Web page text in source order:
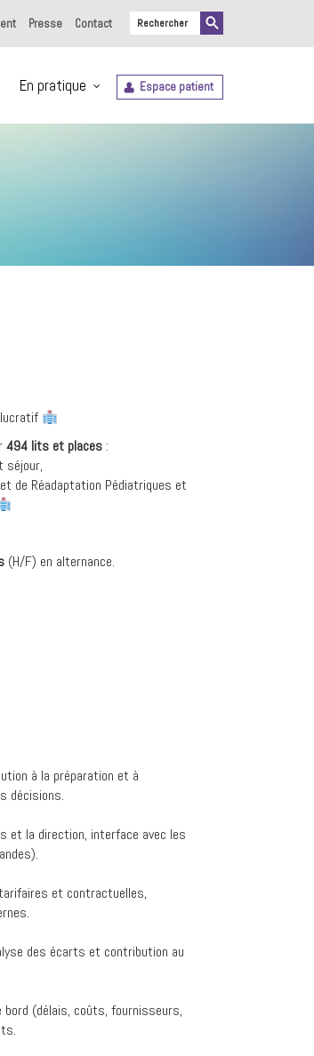
Presse Contact
En pratique Espace patient
494 lits et places :
séjour,
de Réadaptation Pédiatriques et
(H/F) en alternance.
à la préparation et à
décisions.
et la direction, interface avec les
et contractuelles,
des écarts et contribution au
(délais, coûts, fournisseurs,